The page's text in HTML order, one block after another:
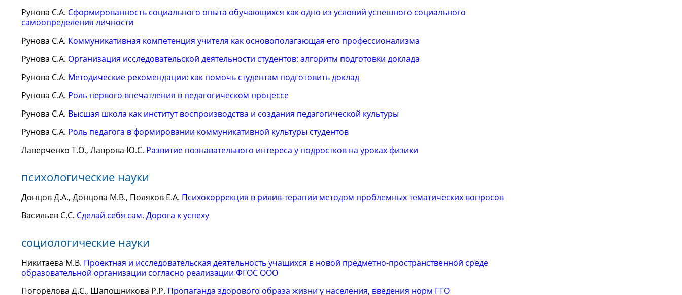
Рунова С.А. Сформированность социального опыта обучающихся как одно из условий успешного социального
самоопределения личности
Рунова С.А. Коммуникативная компетенция учителя как основополагающая его профессионализма
Рунова С.А. Организация исследовательской деятельности студентов: алгоритм подготовки доклада
Рунова С.А. Методические рекомендации: как помочь студентам подготовить доклад
Рунова С.А. Роль первого впечатления в педагогическом процессе
Рунова С.А. Высшая школа как институт воспроизводства и создания педагогической культуры
Рунова С.А. Роль педагога в формировании коммуникативной культуры студентов
Лаверченко Т.О., Лаврова Ю.С. Развитие познавательного интереса у подростков на уроках физики
психологические науки
Донцов Д.А., Донцова М.В., Поляков Е.А. Психокоррекция в рилив-терапии методом проблемных тематических вопросов
Васильев С.С. Сделай себя сам. Дорога к успеху
социологические науки
Никитаева М.В. Проектная и исследовательская деятельность учащихся в новой предметно-пространственной среде
образовательной организации согласно реализации ФГОС ООО
Погорелова Д.С., Шапошникова Р.Р. Пропаганда здорового образа жизни у населения, введения норм ГТО